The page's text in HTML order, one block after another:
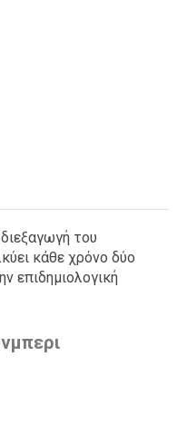
του
κάθε χρόνο δύο
επιδημιολογική